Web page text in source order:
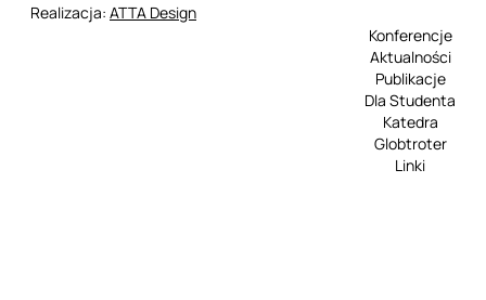
Realizacja: ATTA Design
Konferencje
Aktualności
Publikacje
Dla Studenta
Katedra
Globtroter
Linki